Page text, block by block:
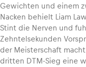
Gewichten und einem
Nacken behielt Liam
Stint die Nerven und
Zehntelsekunden
der Meisterschaft
dritten DTM-Sieg eine